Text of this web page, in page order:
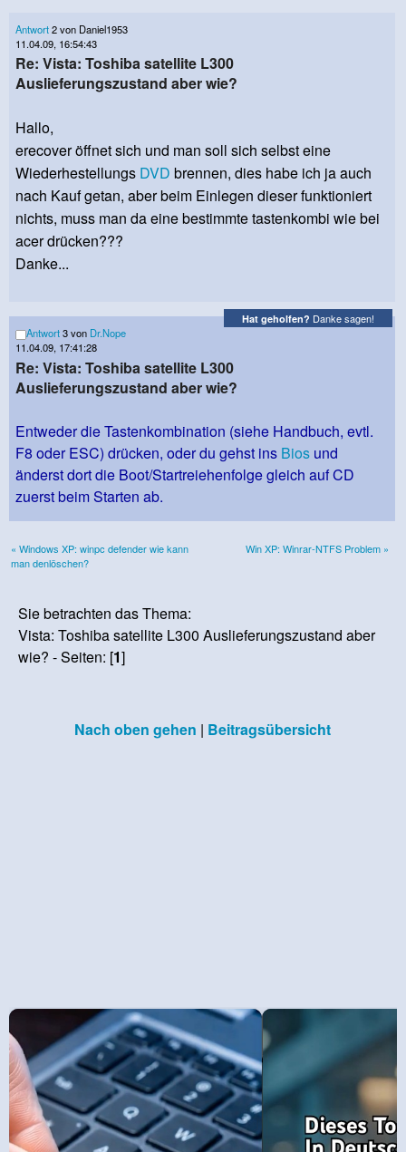
Antwort2 von Daniel1953
11.04.09, 16:54:43
Re: Vista: Toshiba satellite L300
Auslieferungszustand aber wie?
Hallo,
erecover öffnet sich und man soll sich selbst eine
Wiederhestellungs DVD brennen, dies habe ich ja auch
nach Kauf getan, aber beim Einlegen dieser funktioniert
nichts, muss man da eine bestimmte tastenkombi wie bei
acer drücken???
Danke...
Hat geholfen? Danke sagen!
Antwort3 von Dr.Nope
11.04.09, 17:41:28
Re: Vista: Toshiba satellite L300
Auslieferungszustand aber wie?
Entweder die Tastenkombination (siehe Handbuch, evtl.
F8 oder ESC) drücken, oder du gehst ins Bios und
änderst dort die Boot/Startreiehenfolge gleich auf CD
zuerst beim Starten ab.
« Windows XP: winpc defender wie kann
man denlöschen?
Win XP: Winrar-NTFS Problem »
Sie betrachten das Thema:
Vista: Toshiba satellite L300 Auslieferungszustand aber
wie? - Seiten: [1]
Nach oben gehen | Beitragsübersicht